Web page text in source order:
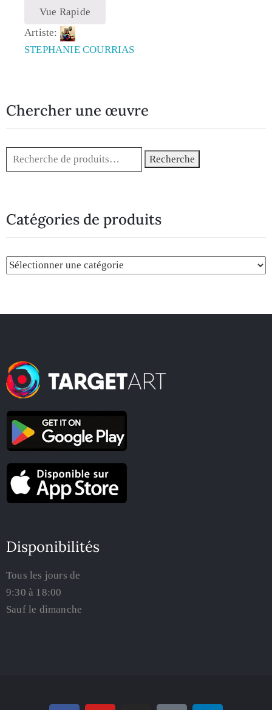
Vue Rapide
Artiste:
STEPHANIE COURRIAS
Chercher une œuvre
Recherche
Catégories de produits
Disponibilités
Tous les jours de
9:30 à 18:00
Sauf le dimanche